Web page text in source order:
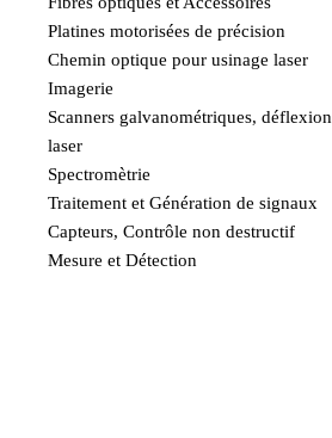
Platines motorisées de précision
Chemin optique pour usinage laser
Imagerie
Scanners galvanométriques, déflexion
laser
Spectromètrie
Traitement et Génération de signaux
Capteurs, Contrôle non destructif
Mesure et Détection